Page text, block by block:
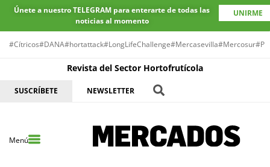
Únete a nuestro TELEGRAM para enterarte de todas las
noticias al momento
UNIRME
#Cítricos#DANA#hortattack#LongLifeChallenge#Mercasevilla#Mercosur
Revista del Sector Hortofrutícola
SUSCRÍBETE NEWSLETTER
Menú